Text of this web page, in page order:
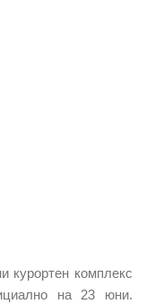
курортен комплекс
на 23 юни.